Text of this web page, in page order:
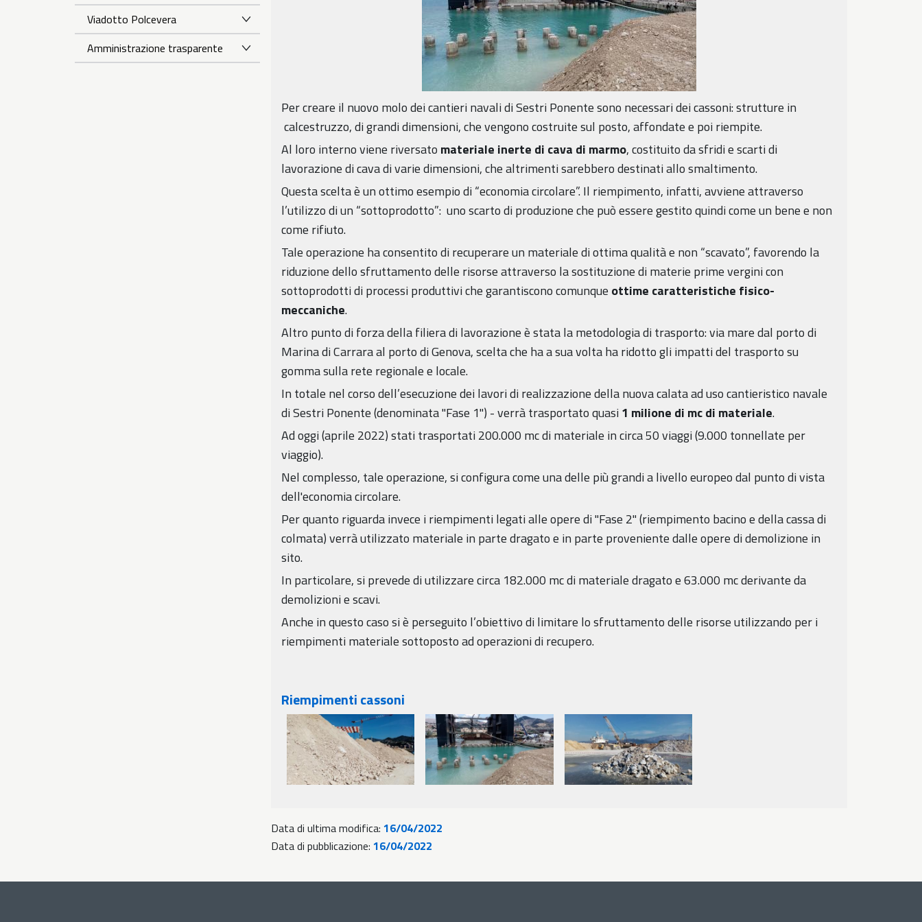
Per creare il nuovo molo dei cantieri navali di Sestri Ponente sono necessari dei cassoni: strutture in
calcestruzzo, di grandi dimensioni, che vengono costruite sul posto, affondate e poi riempite.
Al loro interno viene riversato materiale inerte di cava di marmo, costituito da sfridi e scarti di
lavorazione di cava di varie dimensioni, che altrimenti sarebbero destinati allo smaltimento.
Questa scelta è un ottimo esempio di “economia circolare”. Il riempimento, infatti, avviene attraverso
l’utilizzo di un “sottoprodotto”: uno scarto di produzione che può essere gestito quindi come un bene e non
come rifiuto.
Tale operazione ha consentito di recuperare un materiale di ottima qualità e non “scavato”, favorendo la
riduzione dello sfruttamento delle risorse attraverso la sostituzione di materie prime vergini con
sottoprodotti di processi produttivi che garantiscono comunque ottime caratteristiche fisico-
meccaniche.
Altro punto di forza della filiera di lavorazione è stata la metodologia di trasporto: via mare dal porto di
Marina di Carrara al porto di Genova, scelta che ha a sua volta ha ridotto gli impatti del trasporto su
gomma sulla rete regionale e locale.
In totale nel corso dell’esecuzione dei lavori di realizzazione della nuova calata ad uso cantieristico navale
di Sestri Ponente (denominata "Fase 1") - verrà trasportato quasi1 milione di mc di materiale.
Ad oggi (aprile 2022) stati trasportati 200.000 mc di materiale in circa 50 viaggi (9.000 tonnellate per
viaggio).
Nel complesso, tale operazione, si configura come una delle più grandi a livello europeo dal punto di vista
dell'economia circolare.
Per quanto riguarda invece i riempimenti legati alle opere di "Fase 2" (riempimento bacino e della cassa di
colmata) verrà utilizzato materiale in parte dragato e in parte proveniente dalle opere di demolizione in
sito.
In particolare, si prevede di utilizzare circa 182.000 mc di materiale dragato e 63.000 mc derivante da
demolizioni e scavi.
Anche in questo caso si è perseguito l’obiettivo di limitare lo sfruttamento delle risorse utilizzando per i
riempimenti materiale sottoposto ad operazioni di recupero.
Riempimenti cassoni
Data di ultima modifica: 16/04/2022
Data di pubblicazione: 16/04/2022
Viadotto Polcevera
Amministrazione trasparente